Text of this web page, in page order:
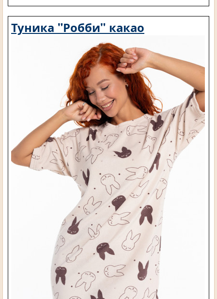
Туника "Робби" какао